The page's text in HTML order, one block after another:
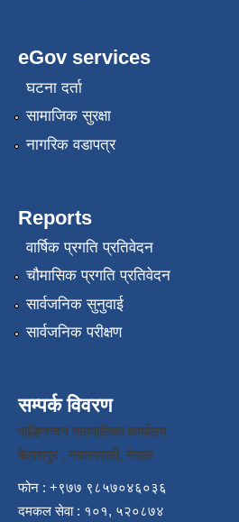
eGov services
घटना दर्ता
सामाजिक सुरक्षा
नागरिक वडापत्र
Reports
वार्षिक प्रगति प्रतिवेदन
चौमासिक प्रगति प्रतिवेदन
सार्वजनिक सुनुवाई
सार्वजनिक परीक्षण
सम्पर्क विवरण
पाल्हिनन्दन गाउपालिका कार्यालय
बेलाशपुर , नवलपरासी, नेपाल
फोन : +९७७ ९८५७०४६०३६
दमकल सेवा : १०१, ५२०८७४